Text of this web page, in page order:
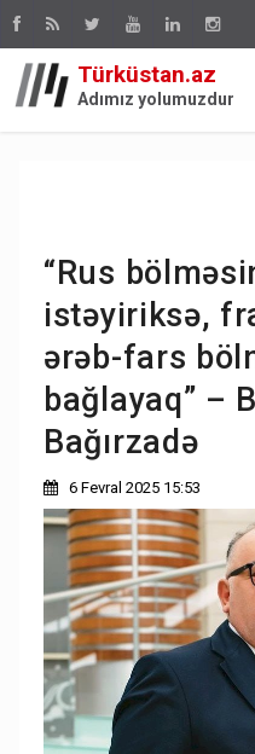
Türküstan.az
Adımız yolumuzdur
“Rus
istəyiriksə,
ərəb-fars
bağlayaq” –
Bağırzadə
6 Fevral 2025 15:53